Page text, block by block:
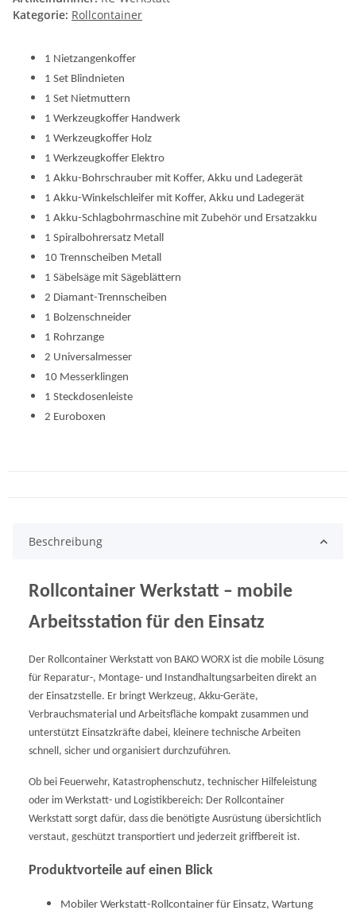
Kategorie: Rollcontainer
1 Nietzangenkoffer
1 Set Blindnieten
1 Set Nietmuttern
1 Werkzeugkoffer Handwerk
1 Werkzeugkoffer Holz
1 Werkzeugkoffer Elektro
1 Akku-Bohrschrauber mit Koffer, Akku und Ladegerät
1 Akku-Winkelschleifer mit Koffer, Akku und Ladegerät
1 Akku-Schlagbohrmaschine mit Zubehör und Ersatzakku
1 Spiralbohrersatz Metall
10 Trennscheiben Metall
1 Säbelsäge mit Sägeblättern
2 Diamant-Trennscheiben
1 Bolzenschneider
1 Rohrzange
2 Universalmesser
10 Messerklingen
1 Steckdosenleiste
2 Euroboxen
Beschreibung
Rollcontainer Werkstatt – mobile
Arbeitsstation für den Einsatz
Der Rollcontainer Werkstatt von BAKO WORX ist die mobile Lösung
für Reparatur-, Montage- und Instandhaltungsarbeiten direkt an
der Einsatzstelle. Er bringt Werkzeug, Akku-Geräte,
Verbrauchsmaterial und Arbeitsfläche kompakt zusammen und
unterstützt Einsatzkräfte dabei, kleinere technische Arbeiten
schnell, sicher und organisiert durchzuführen.
Ob bei Feuerwehr, Katastrophenschutz, technischer Hilfeleistung
oder im Werkstatt- und Logistikbereich: Der Rollcontainer
Werkstatt sorgt dafür, dass die benötigte Ausrüstung übersichtlich
verstaut, geschützt transportiert und jederzeit griffbereit ist.
Produktvorteile auf einen Blick
Mobiler Werkstatt-Rollcontainer für Einsatz, Wartung